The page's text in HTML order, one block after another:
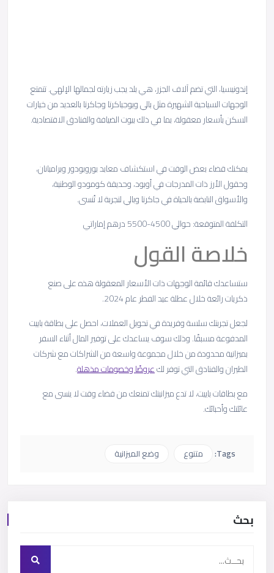
إندونيسيا، التي تضم آلاف الجزر، هي بلد يجب زيارته لجمالها الإلهي. تتمتع
الوجهات السياحية الشهيرة مثل بالي ويوجياكرتا وجاكرتا بالعديد من خيارات
السكن بأسعار معقولة، بما في ذلك بيوت الضيافة والفنادق الاقتصادية.
يمكنك قضاء بعض الوقت في استكشاف معابد بوروبودور وبرامبانان،
وحقول الأرز ذات المدرجات في أوبود، وحديقة كومودو الوطنية،
والأسواق النابضة بالحياة في جاكرتا وبالي لتجربة لا تُنسى.
التكلفة المتوقعة: حوالي 4500-5500 درهم إماراتي
خلاصة القول
ستساعدك قائمة الوجهات ذات الأسعار المعقولة هذه على صنع
ذكريات رائعة خلال عطلة عيد الفطر عام 2024.
لجعل تجربتك سلسة وفريدة في تحويل العملات، احصل على بطاقة باييت
المدفوعة مسبقًا. وذلك سوف يساعدك على توفير المال أثناء السفر
بميزانية محدودة من خلال مجموعة واسعة من الشراكات مع شركات
الطيران والفنادق التي توفر لكعروضًا وخصومات مذهلة.
مع بطاقات باييت، لا تدع ميزانيتك تمنعك من قضاء وقت لا ينسى مع
عائلتك وأحبائك.
Tags: متنوع وضع الميزانية
بحث